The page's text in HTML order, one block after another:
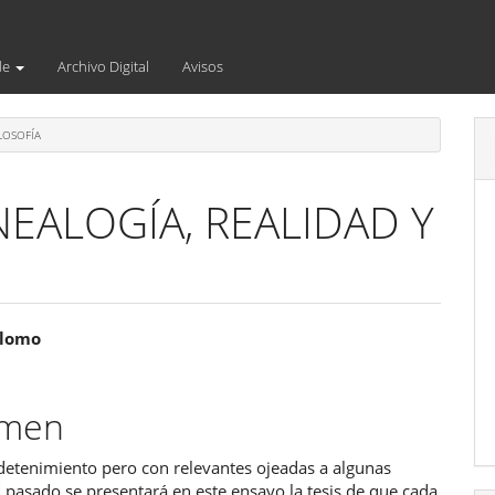
Archivo Digital Avisos
REALIDAD Y
pero con relevantes ojeadas a algunas
pasado se presentará en este ensayo la tesis de que cada